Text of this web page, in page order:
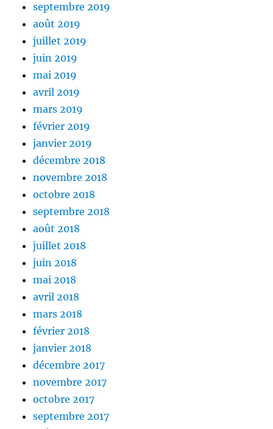
septembre 2019
août 2019
juillet 2019
juin 2019
mai 2019
avril 2019
mars 2019
février 2019
janvier 2019
décembre 2018
novembre 2018
octobre 2018
septembre 2018
août 2018
juillet 2018
juin 2018
mai 2018
avril 2018
mars 2018
février 2018
janvier 2018
décembre 2017
novembre 2017
octobre 2017
septembre 2017